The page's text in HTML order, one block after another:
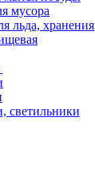
мусора
льда, хранения
светильники